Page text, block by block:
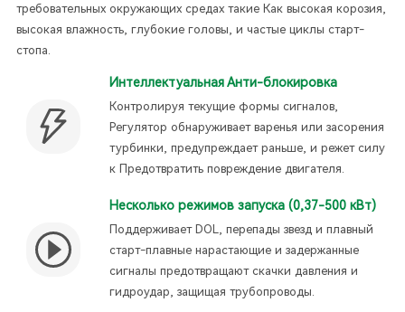
требовательных окружающих средах такие Как высокая корозия,
высокая влажность, глубокие головы, и частые циклы старт-
стопа.
Интеллектуальная Анти-блокировка
Контролируя текущие формы сигналов,
Регулятор обнаруживает варенья или засорения
турбинки, предупреждает раньше, и режет силу
к Предотвратить повреждение двигателя.
Несколько режимов запуска (0,37-500 кВт)
Поддерживает DOL, перепады звезд и плавный
старт-плавные нарастающие и задержанные
сигналы предотвращают скачки давления и
гидроудар, защищая трубопроводы.